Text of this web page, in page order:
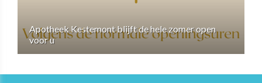
Apotheek Kestemont blijft de hele zomer open
voor u